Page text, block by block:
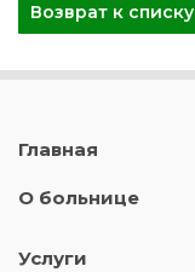
Возврат к списку
Главная
О больнице
Услуги